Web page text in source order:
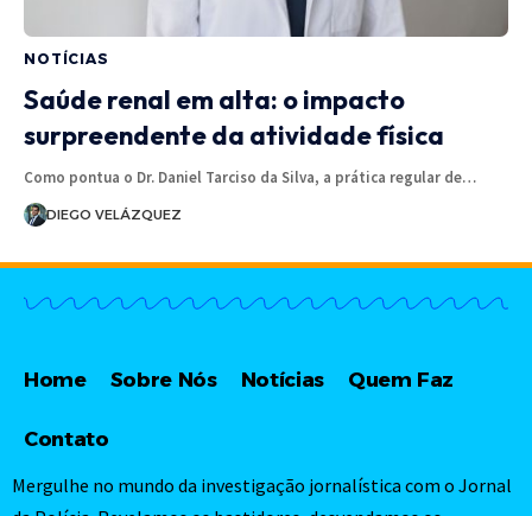
NOTÍCIAS
Saúde renal em alta: o impacto
surpreendente da atividade física
Como pontua o Dr. Daniel Tarciso da Silva, a prática regular de…
DIEGO VELÁZQUEZ
Home Sobre Nós Notícias Quem Faz
Contato
Mergulhe no mundo da investigação jornalística com o Jornal